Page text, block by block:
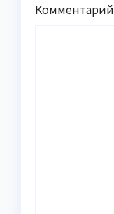
Комментарий